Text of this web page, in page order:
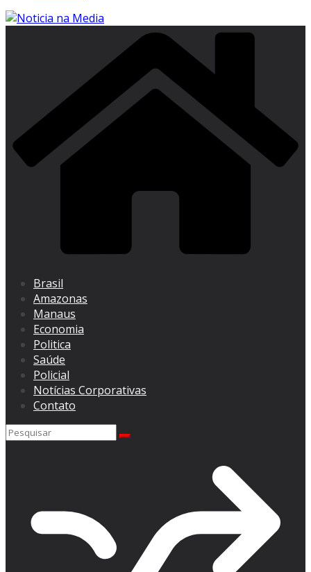
Brasil
Amazonas
Manaus
Economia
Politica
Saúde
Policial
Notícias Corporativas
Contato